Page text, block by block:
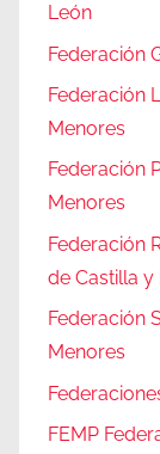
León
Federación
Federación
Menores
Federación
Menores
Federación
de Castilla y
Federación
Menores
FEMP